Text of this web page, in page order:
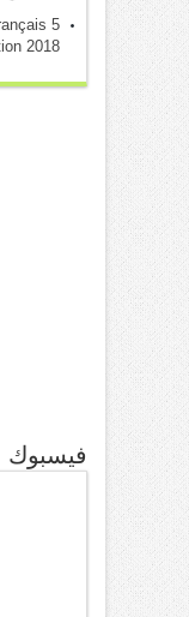
5
2018
فيسبوك